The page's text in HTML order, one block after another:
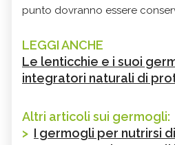
punto dovranno essere
LEGGI ANCHE
Le lenticchie e i suoi
integratori naturali di
Altri articoli sui germogli:
> I germogli per nutrirsi